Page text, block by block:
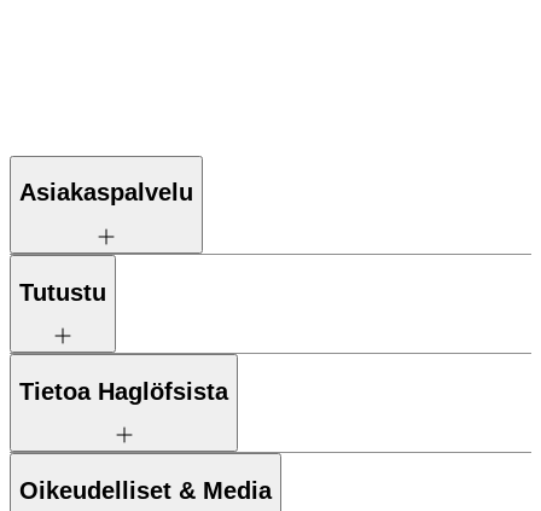
Asiakaspalvelu
Tutustu
Tietoa Haglöfsista
Oikeudelliset & Media